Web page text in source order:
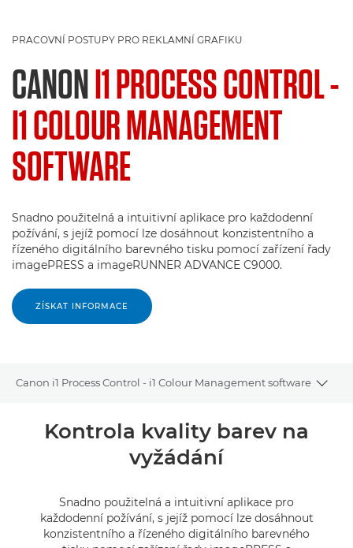
PRACOVNÍ POSTUPY PRO REKLAMNÍ GRAFIKU
CANONI1 PROCESS CONTROL -
I1 COLOUR MANAGEMENT
SOFTWARE
Snadno použitelná a intuitivní aplikace pro každodenní
požívání, s jejíž pomocí lze dosáhnout konzistentního a
řízeného digitálního barevného tisku pomocí zařízení řady
imagePRESS a imageRUNNER ADVANCE C9000.
ZÍSKAT INFORMACE
Canon i1 Process Control - i1 Colour Management software
PřehledKontrola kvality barev na
vyžádání
Snadno použitelná a intuitivní aplikace pro
každodenní požívání, s jejíž pomocí lze dosáhnout
konzistentního a řízeného digitálního barevného